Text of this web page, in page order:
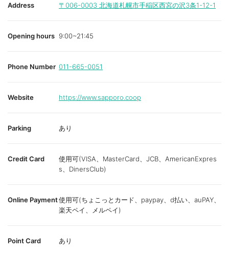
Address 〒006-0003 北海道札幌市手稲区西宮の沢3条1-12-1
Opening hours 9:00~21:45
Phone Number 011-665-0051
Website https://www.sapporo.coop
Parking あり
Credit Card
使用可(VISA、MasterCard、JCB、AmericanExpres
s、DinersClub)
Online Payment使用可(ちょこっとカード、paypay、d払い、auPAY、
楽天ペイ、メルペイ)
Point Card あり